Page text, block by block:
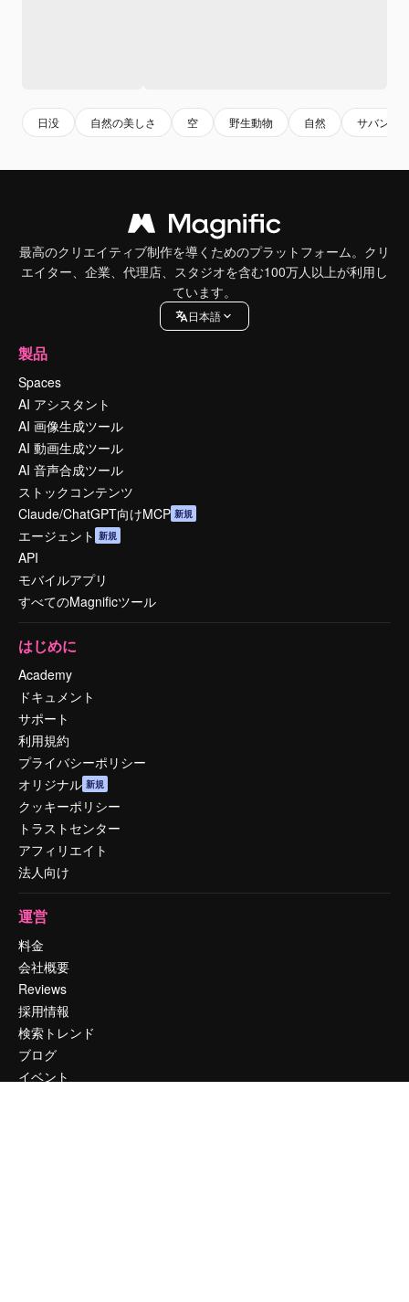
日没 自然の美しさ 空 野生動物 自然 サバンナ
最高のクリエイティブ制作を導くためのプラットフォーム。クリ
エイター、企業、代理店、スタジオを含む100万人以上が利用し
ています。
日本語
製品
Spaces
AI アシスタント
AI 画像生成ツール
AI 動画生成ツール
AI 音声合成ツール
ストックコンテンツ
Claude/ChatGPT向けMCP 新規
エージェント 新規
API
モバイルアプリ
すべてのMagnificツール
はじめに
Academy
ドキュメント
サポート
利用規約
プライバシーポリシー
オリジナル 新規
クッキーポリシー
トラストセンター
アフィリエイト
法人向け
運営
料金
会社概要
Reviews
採用情報
検索トレンド
ブログ
イベント